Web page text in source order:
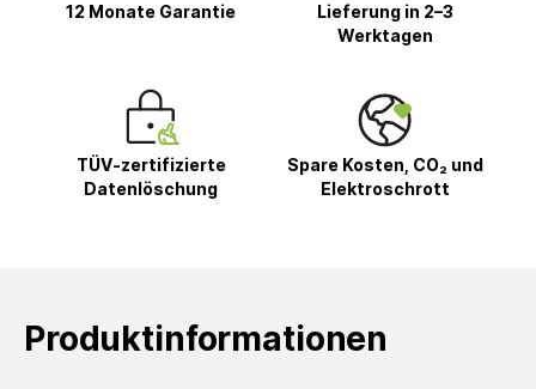
12 Monate Garantie
Lieferung in 2–3
Werktagen
TÜV-zertifizierte
Datenlöschung
Spare Kosten, CO₂ und
Elektroschrott
Produktinformationen